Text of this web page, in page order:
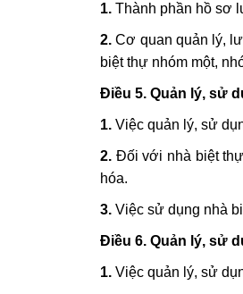
1. Thành phần hồ sơ
2. Cơ quan quản lý,
biệt thự nhóm một,
Điều 5. Quản lý, sử
1. Việc quản lý, sử
2. Đối với nhà biệt
hóa.
3. Việc sử dụng nhà
Điều 6. Quản lý, sử
1. Việc quản lý, sử